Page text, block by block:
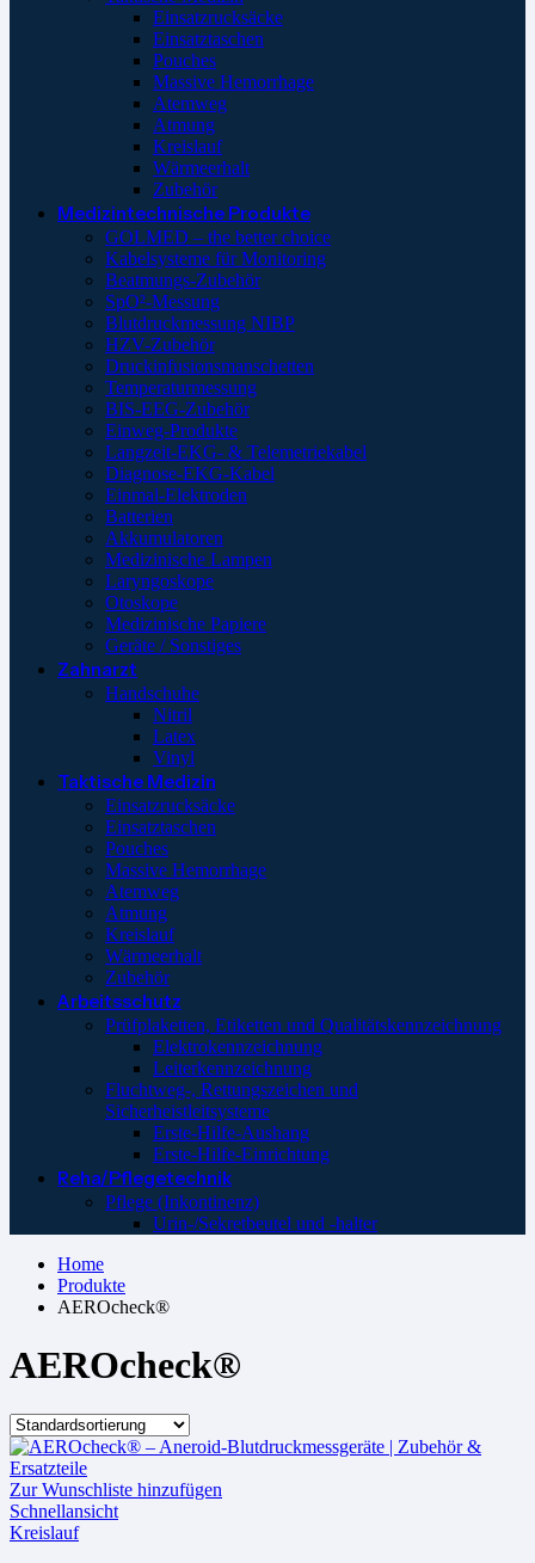
Einsatzrucksäcke
Einsatztaschen
Pouches
Massive Hemorrhage
Atemweg
Atmung
Kreislauf
Wärmeerhalt
Zubehör
Medizintechnische Produkte
GOLMED – the better choice
Kabelsysteme für Monitoring
Beatmungs-Zubehör
SpO²-Messung
Blutdruckmessung NIBP
HZV-Zubehör
Druckinfusionsmanschetten
Temperaturmessung
BIS-EEG-Zubehör
Einweg-Produkte
Langzeit-EKG- & Telemetriekabel
Diagnose-EKG-Kabel
Einmal-Elektroden
Batterien
Akkumulatoren
Medizinische Lampen
Laryngoskope
Otoskope
Medizinische Papiere
Geräte / Sonstiges
Zahnarzt
Handschuhe
Nitril
Latex
Vinyl
Taktische Medizin
Einsatzrucksäcke
Einsatztaschen
Pouches
Massive Hemorrhage
Atemweg
Atmung
Kreislauf
Wärmeerhalt
Zubehör
Arbeitsschutz
Prüfplaketten, Etiketten und Qualitätskennzeichnung
Elektrokennzeichnung
Leiterkennzeichnung
Fluchtweg-, Rettungszeichen und
Sicherheistleitsysteme
Erste-Hilfe-Aushang
Erste-Hilfe-Einrichtung
Reha/Pflegetechnik
Pflege (Inkontinenz)
Urin-/Sekretbeutel und -halter
Home
Produkte
AEROcheck®
AEROcheck®
Zur Wunschliste hinzufügen
Schnellansicht
Kreislauf